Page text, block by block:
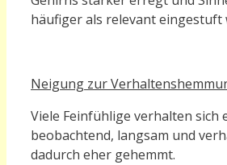
häufiger als relevant eingestuft
Neigung zur
Viele Feinfühlige verhalten sich
beobachtend, langsam und
dadurch eher gehemmt.